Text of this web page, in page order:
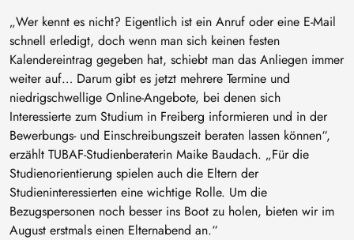
„Wer kennt es nicht? Eigentlich ist ein Anruf oder eine E-Mail
schnell erledigt, doch wenn man sich keinen festen
Kalendereintrag gegeben hat, schiebt man das Anliegen immer
weiter auf… Darum gibt es jetzt mehrere Termine und
niedrigschwellige Online-Angebote, bei denen sich
Interessierte zum Studium in Freiberg informieren und in der
Bewerbungs- und Einschreibungszeit beraten lassen können“,
erzählt TUBAF-Studienberaterin Maike Baudach. „Für die
Studienorientierung spielen auch die Eltern der
Studieninteressierten eine wichtige Rolle. Um die
Bezugspersonen noch besser ins Boot zu holen, bieten wir im
August erstmals einen Elternabend an.“